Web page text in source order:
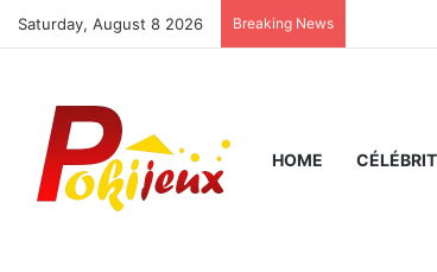
Saturday, August 8 2026 Breaking News
HOME